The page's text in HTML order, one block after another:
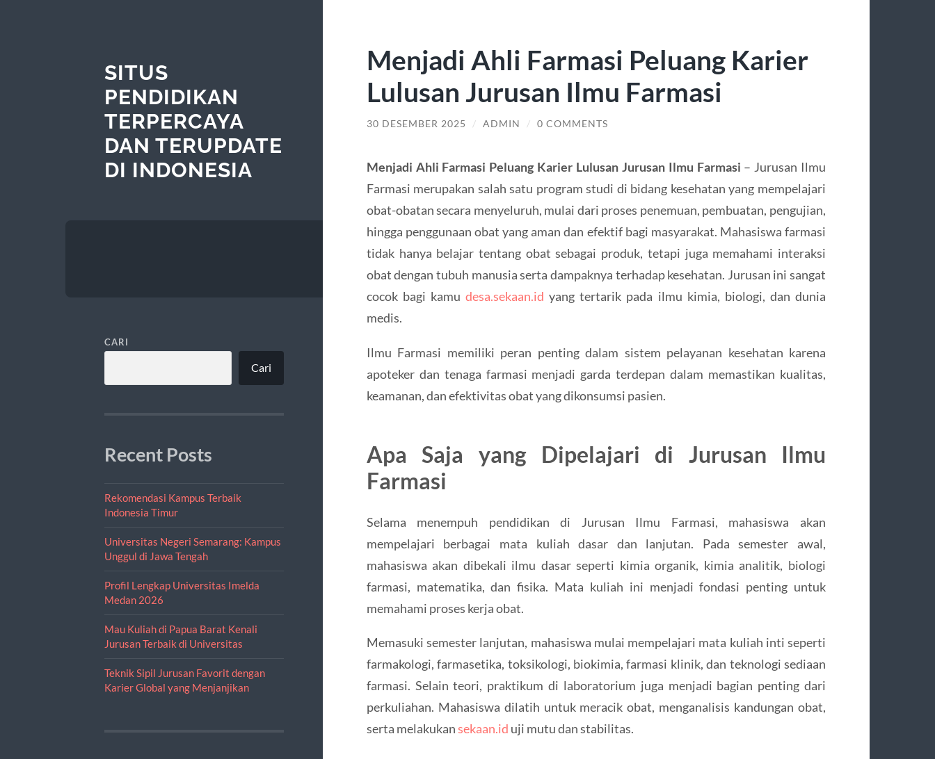
SITUS
PENDIDIKAN
TERPERCAYA
DAN TERUPDATE
DI INDONESIA
CARI
Cari
Recent Posts
Rekomendasi Kampus Terbaik
Indonesia Timur
Universitas Negeri Semarang: Kampus
Unggul di Jawa Tengah
Profil Lengkap Universitas Imelda
Medan 2026
Mau Kuliah di Papua Barat Kenali
Jurusan Terbaik di Universitas
Teknik Sipil Jurusan Favorit dengan
Karier Global yang Menjanjikan
Menjadi Ahli Farmasi Peluang Karier
Lulusan Jurusan Ilmu Farmasi
30 DESEMBER 2025 / ADMIN / 0 COMMENTS
Menjadi Ahli Farmasi Peluang Karier Lulusan Jurusan Ilmu Farmasi – Jurusan Ilmu
Farmasi merupakan salah satu program studi di bidang kesehatan yang mempelajari
obat-obatan secara menyeluruh, mulai dari proses penemuan, pembuatan, pengujian,
hingga penggunaan obat yang aman dan efektif bagi masyarakat. Mahasiswa farmasi
tidak hanya belajar tentang obat sebagai produk, tetapi juga memahami interaksi
obat dengan tubuh manusia serta dampaknya terhadap kesehatan. Jurusan ini sangat
cocok bagi kamudesa.sekaan.id yang tertarik pada ilmu kimia, biologi, dan dunia
medis.
Ilmu Farmasi memiliki peran penting dalam sistem pelayanan kesehatan karena
apoteker dan tenaga farmasi menjadi garda terdepan dalam memastikan kualitas,
keamanan, dan efektivitas obat yang dikonsumsi pasien.
Apa Saja yang Dipelajari di Jurusan Ilmu
Farmasi
Selama menempuh pendidikan di Jurusan Ilmu Farmasi, mahasiswa akan
mempelajari berbagai mata kuliah dasar dan lanjutan. Pada semester awal,
mahasiswa akan dibekali ilmu dasar seperti kimia organik, kimia analitik, biologi
farmasi, matematika, dan fisika. Mata kuliah ini menjadi fondasi penting untuk
memahami proses kerja obat.
Memasuki semester lanjutan, mahasiswa mulai mempelajari mata kuliah inti seperti
farmakologi, farmasetika, toksikologi, biokimia, farmasi klinik, dan teknologi sediaan
farmasi. Selain teori, praktikum di laboratorium juga menjadi bagian penting dari
perkuliahan. Mahasiswa dilatih untuk meracik obat, menganalisis kandungan obat,
serta melakukansekaan.id uji mutu dan stabilitas.